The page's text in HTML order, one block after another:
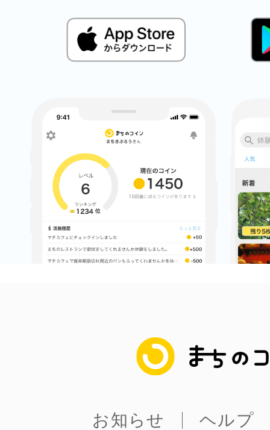
まちのコイン
お知らせ
ヘルプ